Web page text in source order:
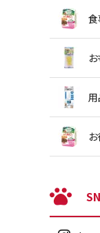
食
用